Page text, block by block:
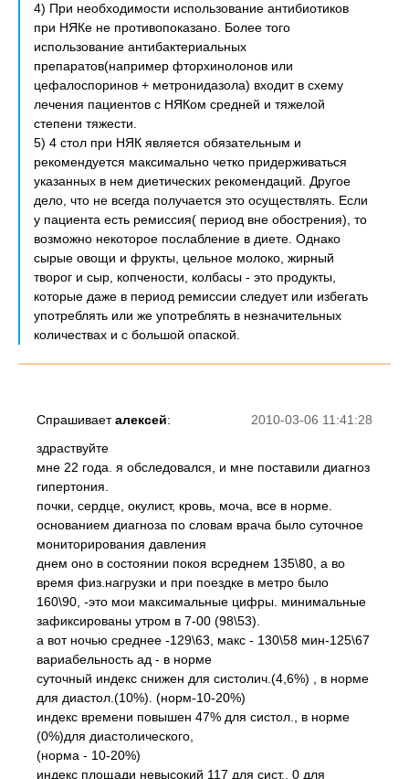
4) При необходимости использование антибиотиков
при НЯКе не противопоказано. Более того
использование антибактериальных
препаратов(например фторхинолонов или
цефалоспоринов + метронидазола) входит в схему
лечения пациентов с НЯКом средней и тяжелой
степени тяжести.
5) 4 стол при НЯК является обязательным и
рекомендуется максимально четко придерживаться
указанных в нем диетических рекомендаций. Другое
дело, что не всегда получается это осуществлять. Если
у пациента есть ремиссия( период вне обострения), то
возможно некоторое послабление в диете. Однако
сырые овощи и фрукты, цельное молоко, жирный
творог и сыр, копчености, колбасы - это продукты,
которые даже в период ремиссии следует или избегать
употреблять или же употреблять в незначительных
количествах и с большой опаской.
2010-03-06 11:41:28
Спрашиваеталексей:
здраствуйте
мне 22 года. я обследовался, и мне поставили диагноз
гипертония.
почки, сердце, окулист, кровь, моча, все в норме.
основанием диагноза по словам врача было суточное
мониторирования давления
днем оно в состоянии покоя всреднем 135\80, а во
время физ.нагрузки и при поездке в метро было
160\90, -это мои максимальные цифры. минимальные
зафиксированы утром в 7-00 (98\53).
а вот ночью среднее -129\63, макс - 130\58 мин-125\67
вариабельность ад - в норме
суточный индекс снижен для систолич.(4,6%) , в норме
для диастол.(10%). (норм-10-20%)
индекс времени повышен 47% для систол., в норме
(0%)для диастолического,
(норма - 10-20%)
индекс площади невысокий 117 для сист., 0 для